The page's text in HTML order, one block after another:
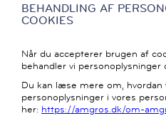
BEHANDLING AF
COOKIES
Når du accepterer brugen af
behandler vi personoplysninger
Du kan læse mere om, hvordan
personoplysninger i vores
her: https://amgros.dk/om-